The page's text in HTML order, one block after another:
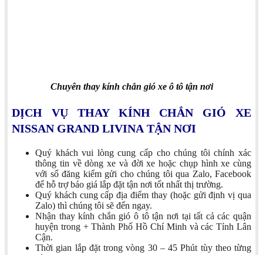
Chuyên thay kính chắn gió xe ô tô tận nơi
DỊCH VỤ THAY KÍNH CHẮN GIÓ XE
NISSAN GRAND LIVINA TẬN NƠI
Quý khách vui lòng cung cấp cho chúng tôi chính xác
thông tin về dòng xe và đời xe hoặc chụp hình xe cùng
với sổ đăng kiểm gửi cho chúng tôi qua Zalo, Facebook
để hỗ trợ báo giá lắp đặt tận nơi tốt nhất thị trường.
Quý khách cung cấp địa điểm thay (hoặc gửi định vị qua
Zalo) thì chúng tôi sẽ đến ngay.
Nhận thay kính chắn gió ô tô tận nơi tại tất cả các quận
huyện trong + Thành Phố Hồ Chí Minh và các Tỉnh Lân
Cận.
Thời gian lắp đặt trong vòng 30 – 45 Phút tùy theo từng